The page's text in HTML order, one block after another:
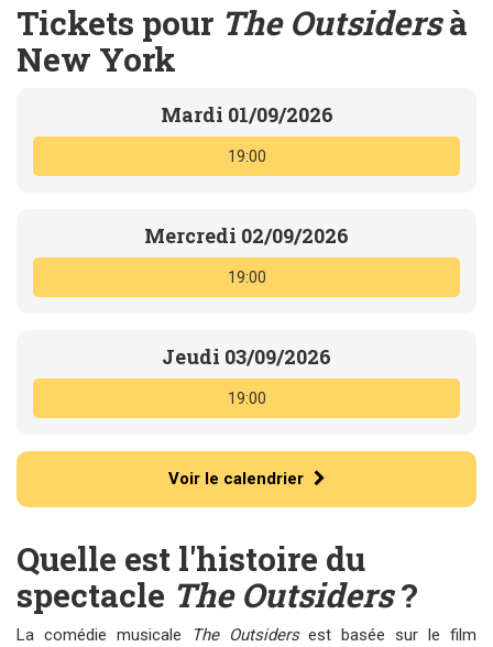
Tickets pour The Outsidersà
New York
Mardi 01/09/2026
19:00
Mercredi 02/09/2026
19:00
Jeudi 03/09/2026
19:00
Voir le calendrier
Quelle est l'histoire du
spectacle The Outsiders?
La comédie musicale The Outsidersest basée sur le film